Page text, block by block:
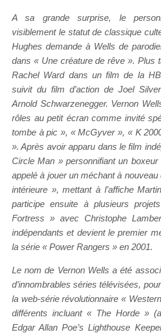
A sa grande surprise, le
visiblement le statut de classique
Hughes demande à Wells de
dans « Une créature de rêve ». Plus
Rachel Ward dans un film de la
suivit du film d’action de Joel
Arnold Schwarzenegger. Vernon
rôles au petit écran comme invité
tombe à pic », « McGyver », « K
». Après avoir apparu dans le film
Circle Man » personnifiant un
appelé à jouer un méchant à nouveau
intérieure », mettant à l’affiche
participe ensuite à plusieurs
Fortress » avec Christophe
indépendants et devient le premier
la série « Power Rangers » en 2001.
Le nom de Vernon Wells a été
d’innombrables séries télévisées,
la web-série révolutionnaire «
différents incluant « The Horde »
Edgar Allan Poe’s Lighthouse